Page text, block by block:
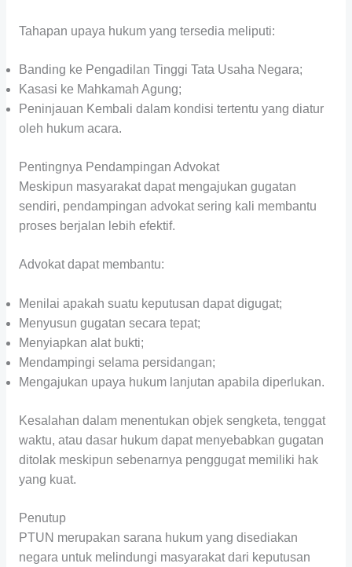
Tahapan upaya hukum yang tersedia meliputi:
Banding ke Pengadilan Tinggi Tata Usaha Negara;
Kasasi ke Mahkamah Agung;
Peninjauan Kembali dalam kondisi tertentu yang diatur
oleh hukum acara.
Pentingnya Pendampingan Advokat
Meskipun masyarakat dapat mengajukan gugatan
sendiri, pendampingan advokat sering kali membantu
proses berjalan lebih efektif.
Advokat dapat membantu:
Menilai apakah suatu keputusan dapat digugat;
Menyusun gugatan secara tepat;
Menyiapkan alat bukti;
Mendampingi selama persidangan;
Mengajukan upaya hukum lanjutan apabila diperlukan.
Kesalahan dalam menentukan objek sengketa, tenggat
waktu, atau dasar hukum dapat menyebabkan gugatan
ditolak meskipun sebenarnya penggugat memiliki hak
yang kuat.
Penutup
PTUN merupakan sarana hukum yang disediakan
negara untuk melindungi masyarakat dari keputusan